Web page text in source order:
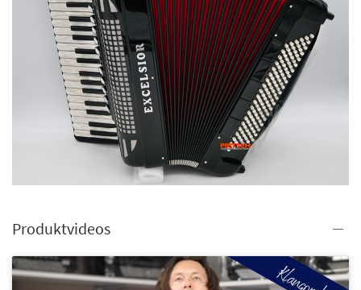
Produktvideos